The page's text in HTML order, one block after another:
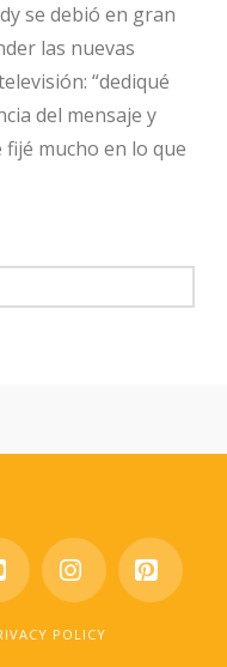
se debió en gran
las nuevas
“dediqué
del mensaje y
mucho en lo que
Instagram
POLICY